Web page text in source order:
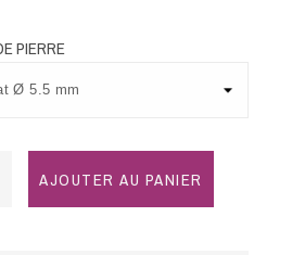
PIERRE
AJOUTER AU PANIER